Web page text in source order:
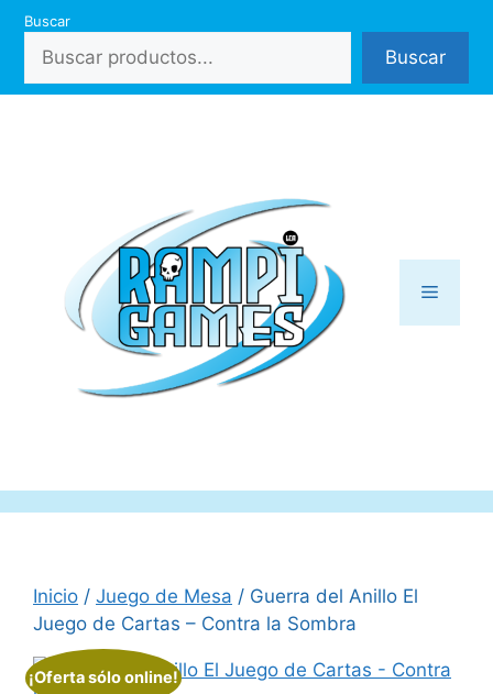
Saltar
contenido
Buscar
Buscar
Menú
Inicio / Juego de Mesa / Guerra del Anillo El
Juego de Cartas – Contra la Sombra
¡Oferta sólo online!